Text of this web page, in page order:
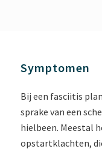
Symptomen
Bij een fasciitis
sprake van een
hielbeen. Meestal
opstartklachten,